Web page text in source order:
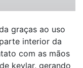
graças ao uso
interior da
com as mãos
kevlar, gerando